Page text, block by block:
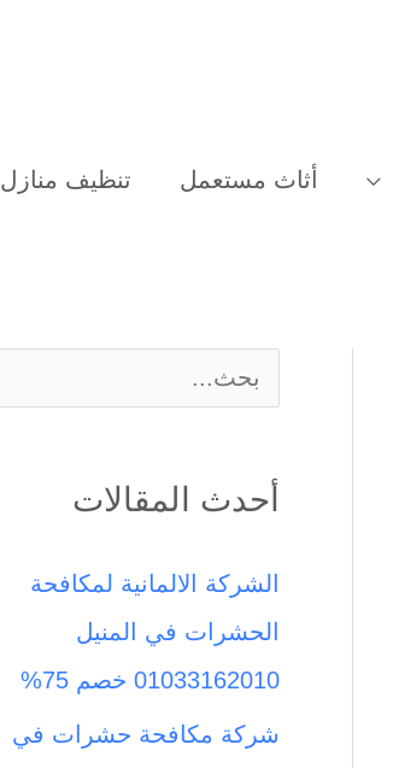
أثاث مستعمل تنظيف منازل
ب
ث
ع
ن
أحدث المقالات
الشركة الالمانية لمكافحة
الحشرات في المنيل
01033162010 خصم 75%
شركة مكافحة حشرات في